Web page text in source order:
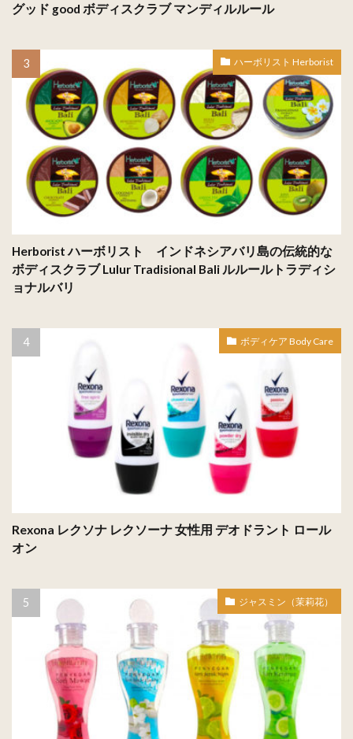
グッド good ボディスクラブ マンディルルール
ハーボリスト Herborist
Herborist ハーボリスト インドネシアバリ島の伝統的な
ボディスクラブ Lulur Tradisional Bali ルルールトラディシ
ョナルバリ
ボディケア Body Care
Rexona レクソナ レクソーナ 女性用 デオドラント ロール
オン
ジャスミン（茉莉花）